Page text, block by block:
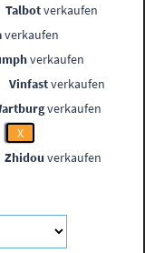
Talbotverkaufen
verkaufen
verkaufen
Vinfastverkaufen
verkaufen
X
Zhidou verkaufen